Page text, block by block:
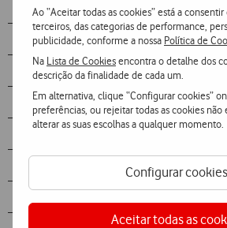
Ao “Aceitar todas as cookies” está a
terceiros, das categorias de performance,
publicidade, conforme a nossa Política de
Na Lista de Cookiesencontra o detalhe dos
descrição da finalidade de cada um.
Em alternativa, clique “Configurar cookies”
preferências, ou rejeitar todas as cookies não
alterar as suas escolhas a qualquer momento.
Configurar cookies
Aceitar todas as
– Chronopost:https://www.youtube.com/
– Fly London: https://youtu.be/liAT0bvev4c
– Graham’s:
– H2otel:https://youtu.be/RJ0-vy3-oYQ
– IBM:
– Lx Clinic: https://youtu.be/oJ-hfmOKdY4
– Salsa: https://youtu.be/Ii4TFuUQXO0